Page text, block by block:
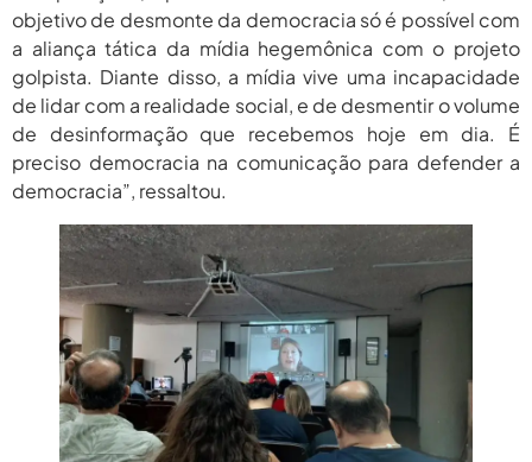
objetivo de desmonte da democracia só é possível com
a aliança tática da mídia hegemônica com o projeto
golpista. Diante disso, a mídia vive uma incapacidade
de lidar com a realidade social, e de desmentir o volume
de desinformação que recebemos hoje em dia. É
preciso democracia na comunicação para defender a
democracia”, ressaltou.